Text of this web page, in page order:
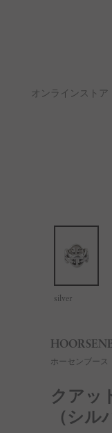
オンラインストア
silver
ホーセンブース
クアッ
（シル